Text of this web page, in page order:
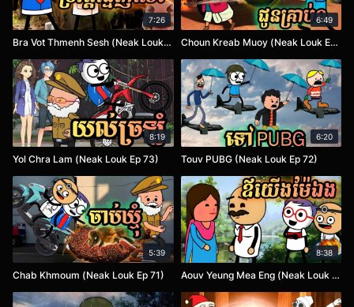
7:26
Bra Vot Thmenh Sesh (Neak Louk Ep 75)
6:49
Choun Kreab Muoy (Neak Louk Ep 74)
8:19
Yol Chra Lam (Neak Louk Ep 73)
6:20
Touv PUBG (Neak Louk Ep 72)
5:39
Chab Khmoum (Neak Louk Ep 71)
8:38
Aouv Yeung Mea Eng (Neak Louk Ep 70)